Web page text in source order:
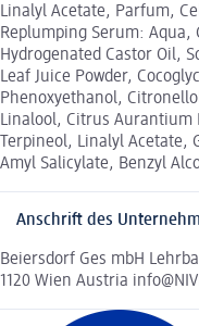
Linalyl Acetate, Parfum,
Replumping Serum: Aqua,
Hydrogenated Castor Oil,
Leaf Juice Powder,
Phenoxyethanol,
Linalool, Citrus Aurantium
Terpineol, Linalyl Acetate,
Amyl Salicylate, Benzyl
Anschrift des
Beiersdorf Ges mbH
1120 Wien Austria